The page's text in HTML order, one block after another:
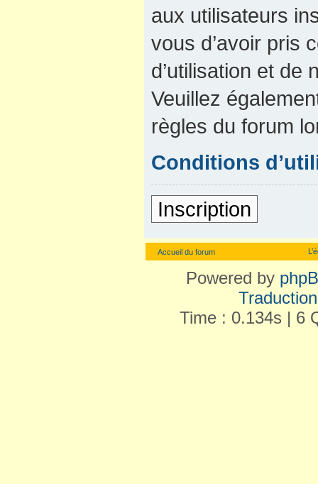
aux utilisateurs
vous d’avoir pris
d’utilisation et de
Veuillez
règles du forum
Conditions
Inscription
Accueil du forum
Powered by
Time : 0.134s | 6